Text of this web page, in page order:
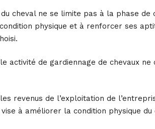
cheval ne se limite pas à la phase de
physique et à renforcer ses
activité de gardiennage de chevaux
revenus de l’exploitation de
à améliorer la condition physique